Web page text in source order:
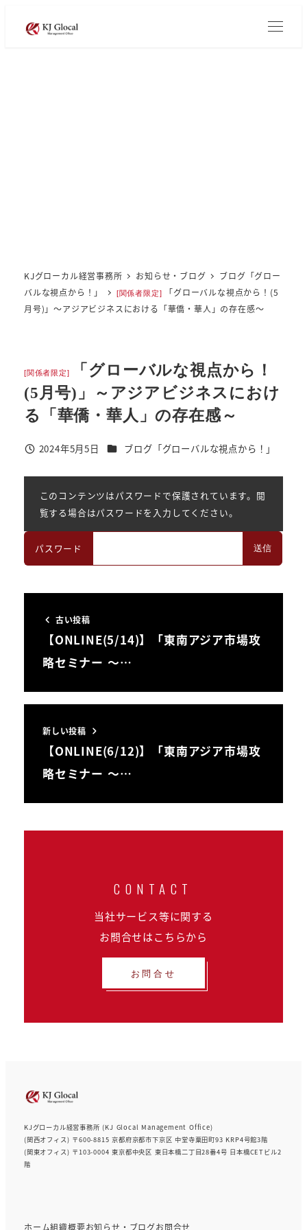
KJグローカル経営事務所 お知らせ・ブログ
ブログ「グロー
バルな視点から！」
[関係者限定]
「グローバルな視点から！(5
月号)」～アジアビジネスにおける「華僑・華人」の存在感～
[関係者限定]
「グローバルな視点から！
(5月号)」～アジアビジネスにおけ
る「華僑・華人」の存在感～
投稿日
2024年5月5日 カテゴリー
ブログ「グローバルな視点から！」
このコンテンツはパスワードで保護されています。閲
覧する場合はパスワードを入力してください。
パスワード
古い投稿
【ONLINE(5/14)】「東南アジア市場攻
略セミナー ～…
新しい投稿
【ONLINE(6/12)】「東南アジア市場攻
略セミナー ～…
当社サービス等に関する
お問合せはこちらから
お問合せ
KJグローカル経営事務所 (KJ Glocal Management Office)
(関西オフィス) 〒600-8815 京都府京都市下京区 中堂寺粟田町93 KRP4号館3階
(関東オフィス) 〒103-0004 東京都中央区 東日本橋二丁目28番4号 日本橋CETビル2
階
ホーム組織概要お知らせ・ブログお問合せ